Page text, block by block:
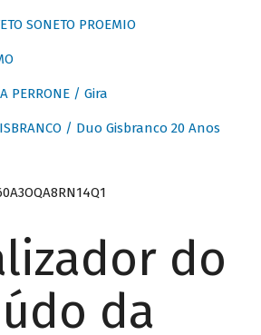
SONETO PROEMIO
PERRONE / Gira
/ Duo Gisbranco 20 Anos
do
da